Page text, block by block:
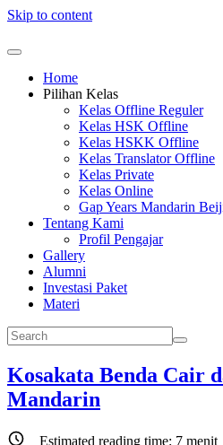
Skip to content
Home
Pilihan Kelas
Kelas Offline Reguler
Kelas HSK Offline
Kelas HSKK Offline
Kelas Translator Offline
Kelas Private
Kelas Online
Gap Years Mandarin
Tentang Kami
Profil Pengajar
Gallery
Alumni
Investasi Paket
Materi
Kosakata Benda Cair
Mandarin
Estimated reading time: 7 menit